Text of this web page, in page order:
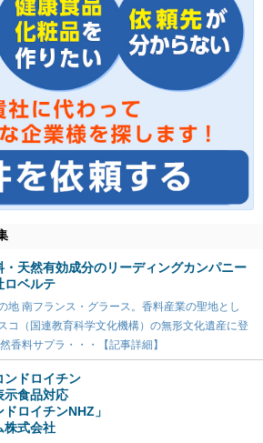
・天然有効成分のリーディングカンパニー
ロベルテ
地 南フランス・グラース。香料産業の聖地とし
コ（国連教育科学文化機構）の無形文化遺産に登
香料サプラ・・・【記事詳細】
ンドロイチン
示食品対応
ドロイチンNHZ」
株式会社